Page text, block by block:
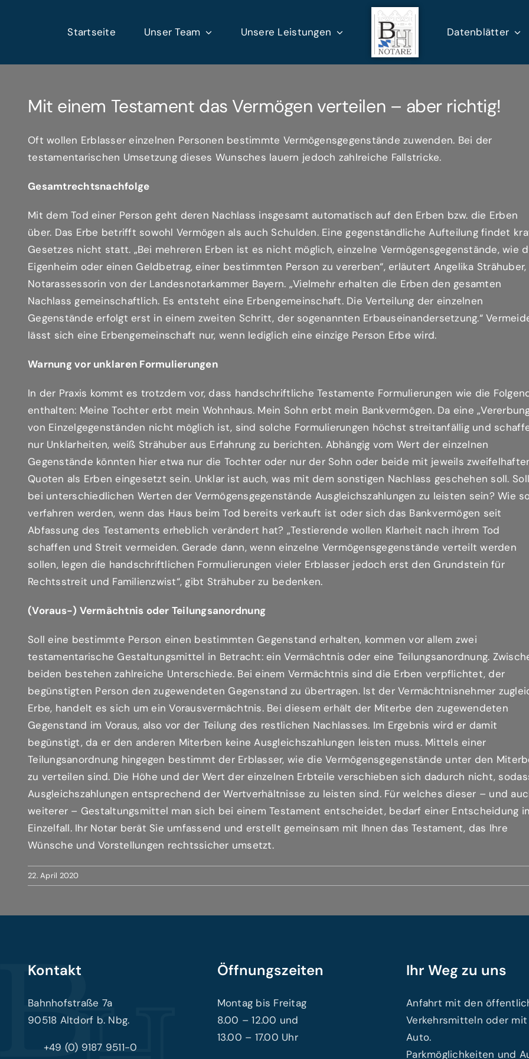
Startseite Unser Team Unsere Leistungen Datenblätter
Mit einem Testament das Vermögen verteilen – aber richtig!
Oft wollen Erblasser einzelnen Personen bestimmte Vermögensgegenstände zuwenden. Bei der
testamentarischen Umsetzung dieses Wunsches lauern jedoch zahlreiche Fallstricke.
Gesamtrechtsnachfolge
Mit dem Tod einer Person geht deren Nachlass insgesamt automatisch auf den Erben bzw. die Erben
über. Das Erbe betrifft sowohl Vermögen als auch Schulden. Eine gegenständliche Aufteilung findet
Gesetzes nicht statt. „Bei mehreren Erben ist es nicht möglich, einzelne Vermögensgegenstände, wie
Eigenheim oder einen Geldbetrag, einer bestimmten Person zu vererben“, erläutert Angelika Strähuber,
Notarassessorin von der Landesnotarkammer Bayern. „Vielmehr erhalten die Erben den gesamten
Nachlass gemeinschaftlich. Es entsteht eine Erbengemeinschaft. Die Verteilung der einzelnen
Gegenstände erfolgt erst in einem zweiten Schritt, der sogenannten Erbauseinandersetzung.“
lässt sich eine Erbengemeinschaft nur, wenn lediglich eine einzige Person Erbe wird.
Warnung vor unklaren Formulierungen
In der Praxis kommt es trotzdem vor, dass handschriftliche Testamente Formulierungen wie die
enthalten: Meine Tochter erbt mein Wohnhaus. Mein Sohn erbt mein Bankvermögen. Da eine
von Einzelgegenständen nicht möglich ist, sind solche Formulierungen höchst streitanfällig und
nur Unklarheiten, weiß Strähuber aus Erfahrung zu berichten. Abhängig vom Wert der einzelnen
Gegenstände könnten hier etwa nur die Tochter oder nur der Sohn oder beide mit jeweils
Quoten als Erben eingesetzt sein. Unklar ist auch, was mit dem sonstigen Nachlass geschehen soll.
bei unterschiedlichen Werten der Vermögensgegenstände Ausgleichszahlungen zu leisten sein? Wie
verfahren werden, wenn das Haus beim Tod bereits verkauft ist oder sich das Bankvermögen seit
Abfassung des Testaments erheblich verändert hat? „Testierende wollen Klarheit nach ihrem Tod
schaffen und Streit vermeiden. Gerade dann, wenn einzelne Vermögensgegenstände verteilt werden
sollen, legen die handschriftlichen Formulierungen vieler Erblasser jedoch erst den Grundstein für
Rechtsstreit und Familienzwist“, gibt Strähuber zu bedenken.
(Voraus-) Vermächtnis oder Teilungsanordnung
Soll eine bestimmte Person einen bestimmten Gegenstand erhalten, kommen vor allem zwei
testamentarische Gestaltungsmittel in Betracht: ein Vermächtnis oder eine Teilungsanordnung.
beiden bestehen zahlreiche Unterschiede. Bei einem Vermächtnis sind die Erben verpflichtet, der
begünstigten Person den zugewendeten Gegenstand zu übertragen. Ist der Vermächtnisnehmer
Erbe, handelt es sich um ein Vorausvermächtnis. Bei diesem erhält der Miterbe den zugewendeten
Gegenstand im Voraus, also vor der Teilung des restlichen Nachlasses. Im Ergebnis wird er damit
begünstigt, da er den anderen Miterben keine Ausgleichszahlungen leisten muss. Mittels einer
Teilungsanordnung hingegen bestimmt der Erblasser, wie die Vermögensgegenstände unter den
zu verteilen sind. Die Höhe und der Wert der einzelnen Erbteile verschieben sich dadurch nicht,
Ausgleichszahlungen entsprechend der Wertverhältnisse zu leisten sind. Für welches dieser – und
weiterer – Gestaltungsmittel man sich bei einem Testament entscheidet, bedarf einer Entscheidung
Einzelfall. Ihr Notar berät Sie umfassend und erstellt gemeinsam mit Ihnen das Testament, das Ihre
Wünsche und Vorstellungen rechtssicher umsetzt.
22. April 2020
Kontakt
Bahnhofstraße 7a
90518 Altdorf b. Nbg.
+49 (0) 9187 9511-0
Öffnungszeiten
Montag bis Freitag
8.00 – 12.00 und
13.00 – 17.00 Uhr
Ihr Weg zu uns
Anfahrt mit den
Verkehrsmitteln oder
Auto.
Parkmöglichkeiten und